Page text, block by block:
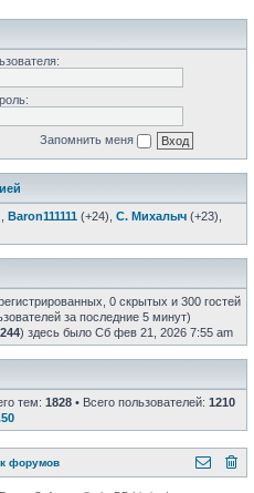
Запомнить меня
Baron111111 (+24), С. Михалыч (+23),
0 скрытых и 300 гостей
за последние 5 минут)
) здесь было Сб фев 21, 2026 7:55 am
тем: 1828 • Всего пользователей: 1210
форумов